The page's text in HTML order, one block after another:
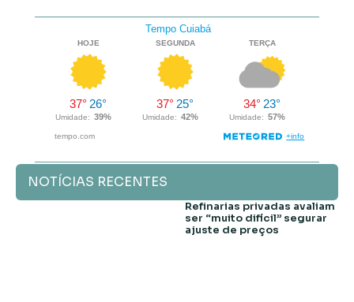
NOTÍCIAS RECENTES
Refinarias privadas avaliam
ser “muito difícil” segurar
ajuste de preços